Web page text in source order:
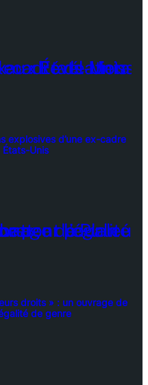
explosives d’une ex-cadre
Unis
droits » : un ouvrage de
de genre